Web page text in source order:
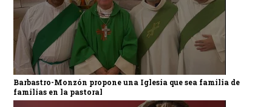
Barbastro-Monzón propone una Iglesia que sea familia de
familias en la pastoral